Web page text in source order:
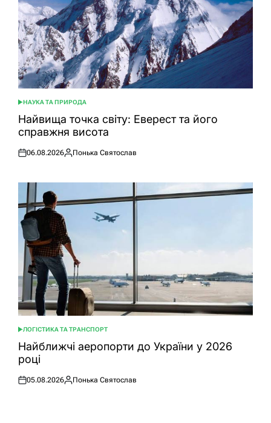
ОПУБЛІКУВАТИ
У
НАУКА ТА ПРИРОДА
Найвища точка світу: Еверест та його
справжня висота
Оприлюднено
06.08.2026
Опубліковано
Понька Святослав
ОПУБЛІКУВАТИ
У
ЛОГІСТИКА ТА ТРАНСПОРТ
Найближчі аеропорти до України у 2026
році
Оприлюднено
05.08.2026
Опубліковано
Понька Святослав